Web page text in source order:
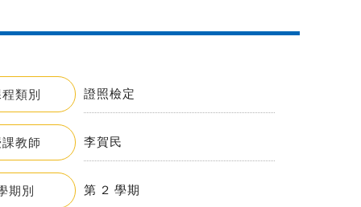
類別 證照檢定
教師 李賀民
期別 第 2 學期